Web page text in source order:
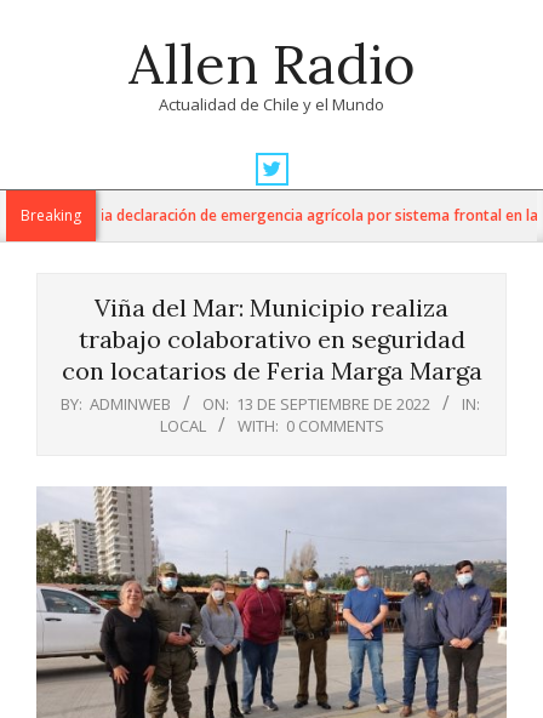
Allen Radio
Actualidad de Chile y el Mundo
Navigation
MenuBreaking
anuncia declaración de emergencia agrícola por sistema frontal en la
Viña del Mar: Municipio realiza
trabajo colaborativo en seguridad
con locatarios de Feria Marga Marga
BY: ADMINWEB ON: 13 DE SEPTIEMBRE DE 2022
IN:
LOCAL
WITH: 0 COMMENTS